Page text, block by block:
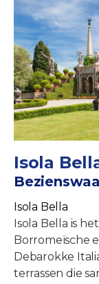
Isola
Isola Bella
Isola Bella is
Borromeïsche
Debarokke
terrassen die